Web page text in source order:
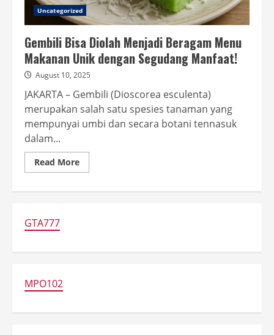
Uncategorized
Gembili Bisa Diolah Menjadi Beragam Menu
Makanan Unik dengan Segudang Manfaat!
August 10, 2025
JAKARTA – Gembili (Dioscorea esculenta)
merupakan salah satu spesies tanaman yang
mempunyai umbi dan secara botani tennasuk
dalam...
Read MoreRead
more
dengan
GTA777
MPO102